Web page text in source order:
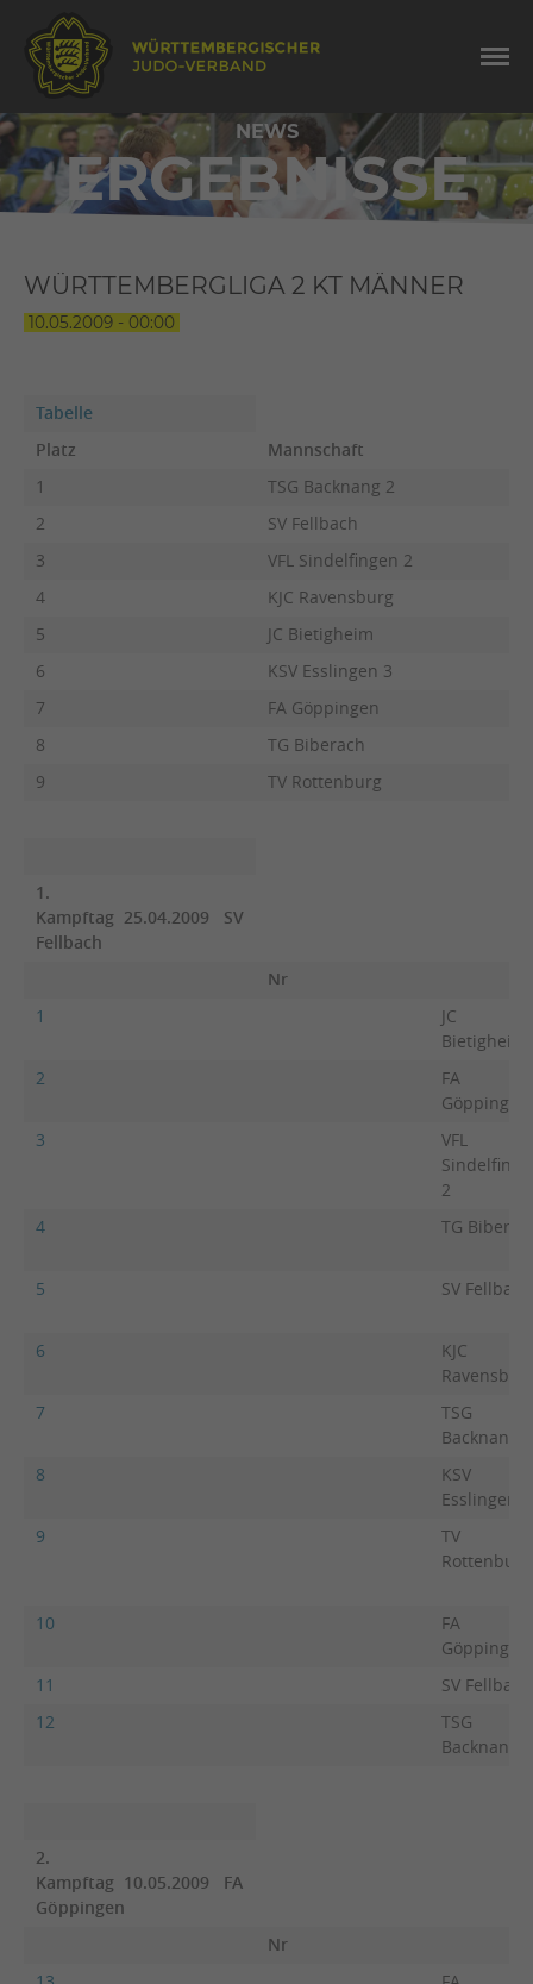
NEWS
ERGEBNISSE
WÜRTTEMBERGLIGA 2 KT MÄNNER
10.05.2009 - 00:00
Tabelle
Platz
Mannschaft
1
TSG Backnang 2
2
SV Fellbach
3
VFL Sindelfingen 2
4
KJC Ravensburg
5
JC Bietigheim
6
KSV Esslingen 3
7
FA Göppingen
8
TG Biberach
9
TV Rottenburg
1.
Kampftag 25.04.2009 SV
Fellbach
Nr
1
JC
Bietigheim
2
FA
Göppingen
3
VFL
2
4
TG
5 SV Fellbach
6
KJC
7
TSG
Backnang 2
8
KSV
Esslingen 3
9
TV
Rottenburg
10
FA
Göppingen
11
SV Fellbach
12
TSG
Backnang 2
2.
Kampftag 10.05.2009 FA
Göppingen
Nr